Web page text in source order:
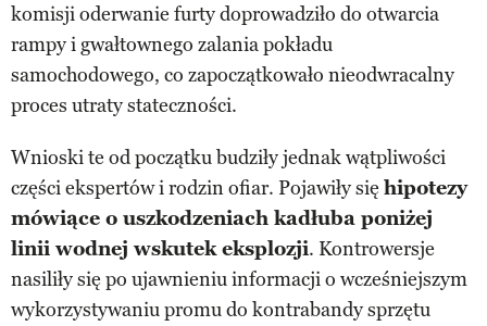
komisji oderwanie furty doprowadziło do otwarcia
rampy i gwałtownego zalania pokładu
samochodowego, co zapoczątkowało nieodwracalny
proces utraty stateczności.
Wnioski te od początku budziły jednak wątpliwości
części ekspertów i rodzin ofiar. Pojawiły się hipotezy
mówiące o uszkodzeniach kadłuba poniżej
linii wodnej wskutek eksplozji. Kontrowersje
nasiliły się po ujawnieniu informacji o wcześniejszym
wykorzystywaniu promu do kontrabandy sprzętu